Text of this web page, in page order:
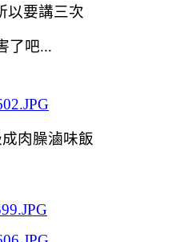
以要講三次
了吧...
肉臊滷味飯